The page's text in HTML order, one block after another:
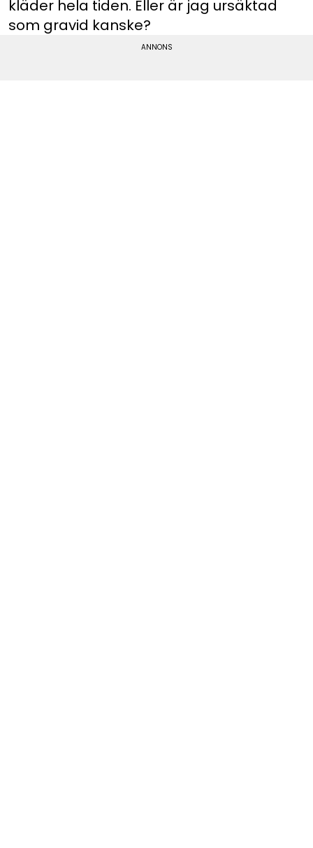
kläder hela tiden. Eller är jag ursäktad
som gravid kanske?